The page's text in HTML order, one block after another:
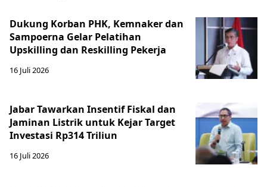
Dukung Korban PHK, Kemnaker dan
Sampoerna Gelar Pelatihan
Upskilling dan Reskilling Pekerja
16 Juli 2026
Jabar Tawarkan Insentif Fiskal dan
Jaminan Listrik untuk Kejar Target
Investasi Rp314 Triliun
16 Juli 2026